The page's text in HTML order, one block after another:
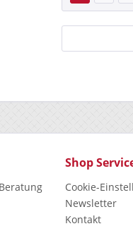
Shop
Cookie-
Newsletter
Kontakt